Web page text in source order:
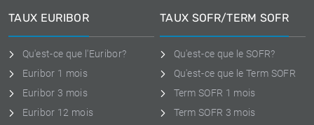
TAUX EURIBOR
Qu'est-ce que l'Euribor?
Euribor 1 mois
Euribor 3 mois
Euribor 12 mois
TAUX SOFR/TERM SOFR
Qu'est-ce que le SOFR?
Qu'est-ce que le Term SOFR
Term SOFR 1 mois
Term SOFR 3 mois